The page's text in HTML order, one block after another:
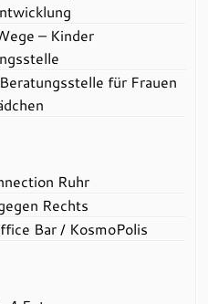
– Kinder
für Frauen
Ruhr
Rechts
Bar / KosmoPolis